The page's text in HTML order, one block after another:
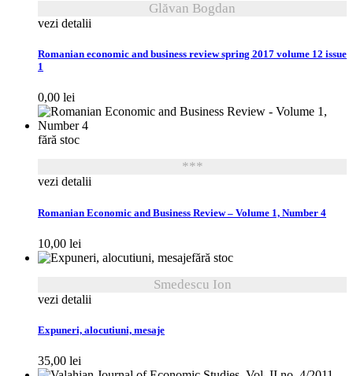
Glăvan Bogdan
vezi detalii
Romanian economic and business review spring 2017 volume 12 issue
1
0,00 lei
fără stoc
***
vezi detalii
Romanian Economic and Business Review – Volume 1, Number 4
10,00 lei
fără stoc
Smedescu Ion
vezi detalii
Expuneri, alocutiuni, mesaje
35,00 lei